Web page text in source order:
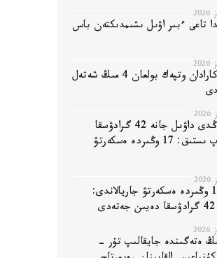
تاعى ءبىر اۋىل ىشىمدىكتەن باس
شىلدەدە شەكارادان وتپەك بولعان 4 مىڭ شەتەل
نايزاعاي، شاڭدى داۋىل جانە 42 گرادۋسقا
دەيىنگى اپتاپ ىستىق: 17 وڭىردە ەسكەرتۋ
استانا مەن 16 وڭىردە ەسكەرتۋ جاريالاندى:
ەتەگىندە جايقالىپ تۇر -